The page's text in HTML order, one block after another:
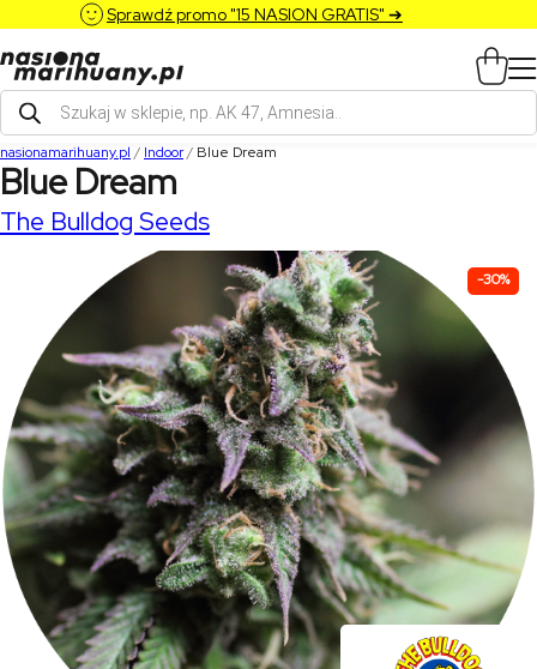
Sprawdź promo "15 NASION GRATIS" ➔
Wyszukiwarka
produktów
nasionamarihuany.pl / Indoor/ Blue Dream
Blue Dream
The Bulldog Seeds
-30%